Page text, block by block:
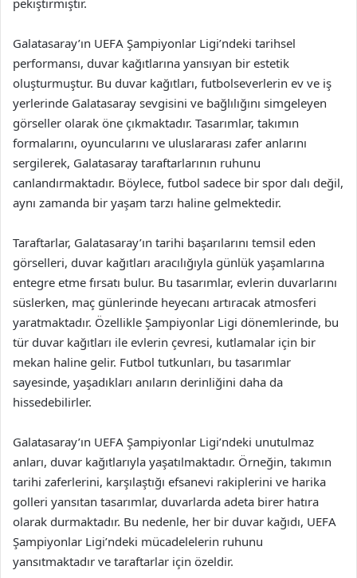
pekiştirmiştir.
Galatasaray’ın UEFA Şampiyonlar Ligi’ndeki tarihsel
performansı, duvar kağıtlarına yansıyan bir estetik
oluşturmuştur. Bu duvar kağıtları, futbolseverlerin ev ve iş
yerlerinde Galatasaray sevgisini ve bağlılığını simgeleyen
görseller olarak öne çıkmaktadır. Tasarımlar, takımın
formalarını, oyuncularını ve uluslararası zafer anlarını
sergilerek, Galatasaray taraftarlarının ruhunu
canlandırmaktadır. Böylece, futbol sadece bir spor dalı değil,
aynı zamanda bir yaşam tarzı haline gelmektedir.
Taraftarlar, Galatasaray’ın tarihi başarılarını temsil eden
görselleri, duvar kağıtları aracılığıyla günlük yaşamlarına
entegre etme fırsatı bulur. Bu tasarımlar, evlerin duvarlarını
süslerken, maç günlerinde heyecanı artıracak atmosferi
yaratmaktadır. Özellikle Şampiyonlar Ligi dönemlerinde, bu
tür duvar kağıtları ile evlerin çevresi, kutlamalar için bir
mekan haline gelir. Futbol tutkunları, bu tasarımlar
sayesinde, yaşadıkları anıların derinliğini daha da
hissedebilirler.
Galatasaray’ın UEFA Şampiyonlar Ligi’ndeki unutulmaz
anları, duvar kağıtlarıyla yaşatılmaktadır. Örneğin, takımın
tarihi zaferlerini, karşılaştığı efsanevi rakiplerini ve harika
golleri yansıtan tasarımlar, duvarlarda adeta birer hatıra
olarak durmaktadır. Bu nedenle, her bir duvar kağıdı, UEFA
Şampiyonlar Ligi’ndeki mücadelelerin ruhunu
yansıtmaktadır ve taraftarlar için özeldir.